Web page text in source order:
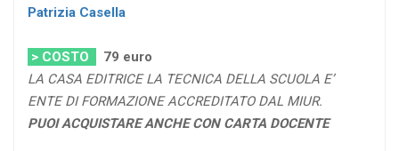
Patrizia Casella
> COSTO 79 euro
LA CASA EDITRICE LA TECNICA DELLA SCUOLA E’
ENTE DI FORMAZIONE ACCREDITATO DAL MIUR.
PUOI ACQUISTARE ANCHE CON CARTA DOCENTE